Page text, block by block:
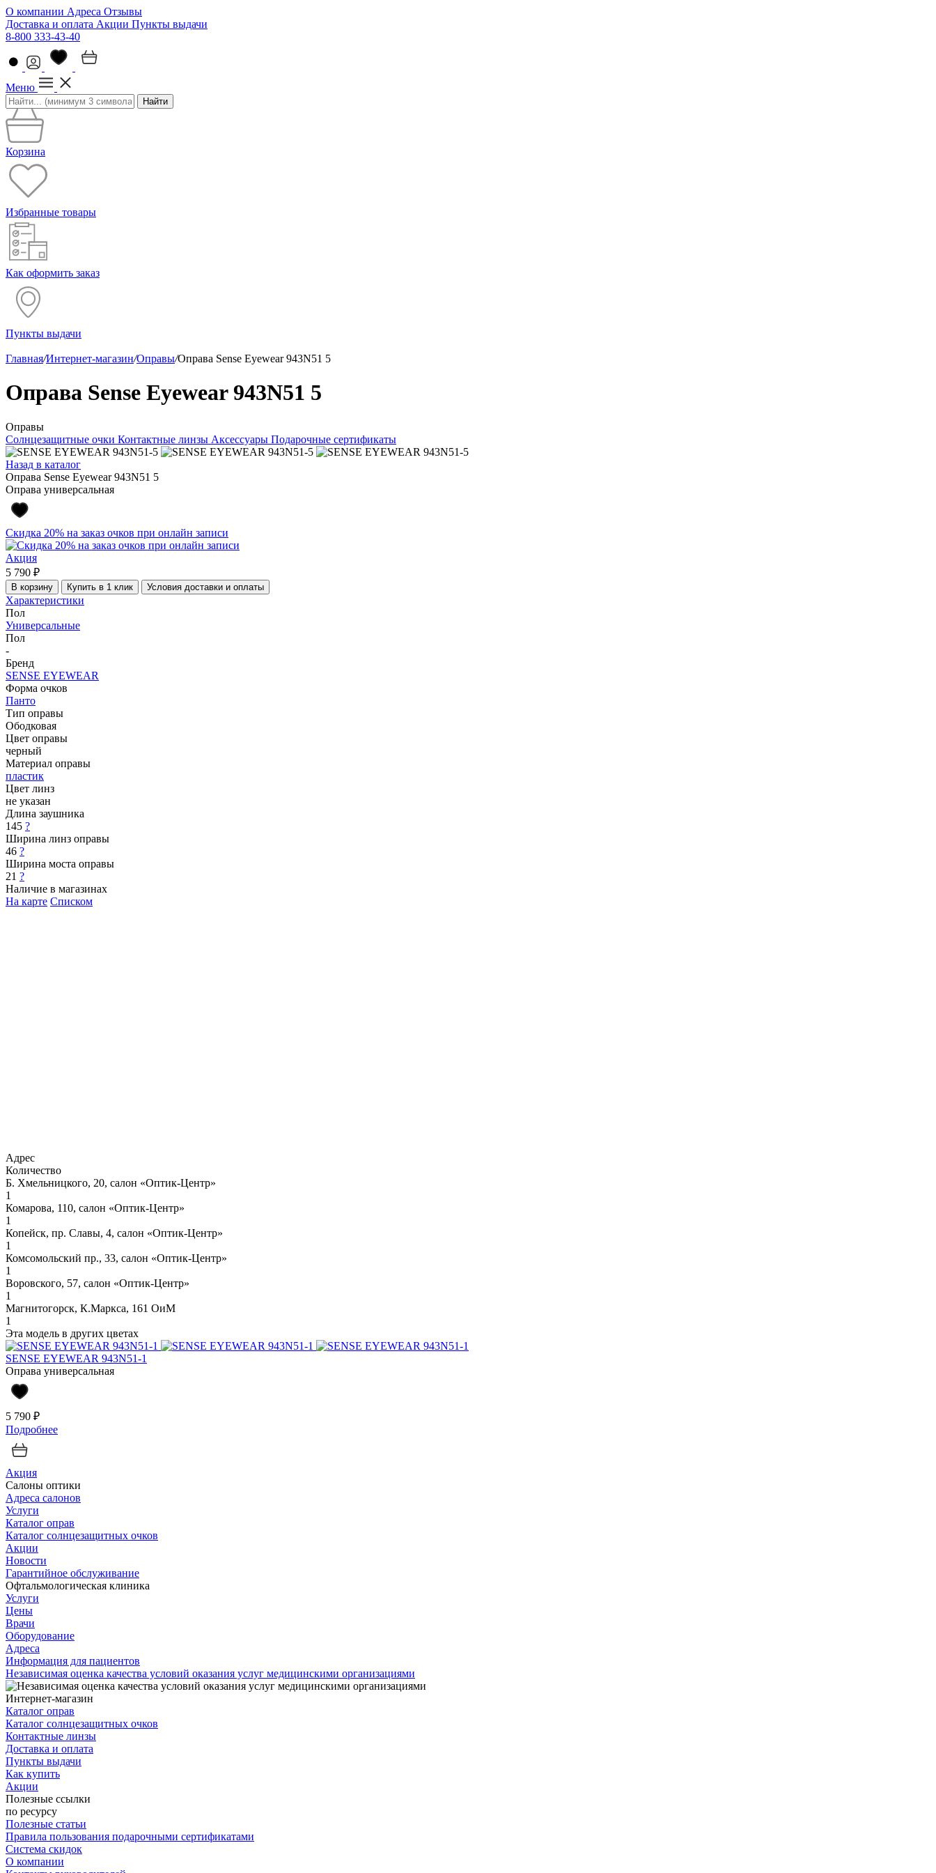
О компании Адреса Отзывы
Доставка и оплата Акции Пункты выдачи
8-800 333-43-40
Меню
Найти
Корзина
Избранные товары
Как оформить заказ
Пункты выдачи
Главная/Интернет-магазин/Оправы/Оправа Sense Eyewear 943N51 5
Оправа Sense Eyewear 943N51 5
Оправы
Солнцезащитные очки Контактные линзы Аксессуары Подарочные сертификаты
Назад в каталог
Оправа Sense Eyewear 943N51 5
Оправа универсальная
Скидка 20% на заказ очков при онлайн записи
Акция
5 790 ₽
В корзину Купить в 1 клик Условия доставки и оплаты
Характеристики
Пол
Универсальные
Пол
-
Бренд
SENSE EYEWEAR
Форма очков
Панто
Тип оправы
Ободковая
Цвет оправы
черный
Материал оправы
пластик
Цвет линз
не указан
Длина заушника
145 ?
Ширина линз оправы
46 ?
Ширина моста оправы
21 ?
Наличие в магазинах
На карте Списком
Адрес
Количество
Б. Хмельницкого, 20, салон «Оптик-Центр»
1
Комарова, 110, салон «Оптик-Центр»
1
Копейск, пр. Славы, 4, салон «Оптик-Центр»
1
Комсомольский пр., 33, салон «Оптик-Центр»
1
Воровского, 57, салон «Оптик-Центр»
1
Магнитогорск, К.Маркса, 161 ОиМ
1
Эта модель в других цветах
SENSE EYEWEAR 943N51-1
Оправа универсальная
5 790 ₽
Подробнее
Акция
Салоны оптики
Адреса салонов
Услуги
Каталог оправ
Каталог солнцезащитных очков
Акции
Новости
Гарантийное обслуживание
Офтальмологическая клиника
Услуги
Цены
Врачи
Оборудование
Адреса
Информация для пациентов
Независимая оценка качества условий оказания услуг медицинскими организациями
Интернет-магазин
Каталог оправ
Каталог солнцезащитных очков
Контактные линзы
Доставка и оплата
Пункты выдачи
Как купить
Акции
Полезные ссылки
по ресурсу
Полезные статьи
Правила пользования подарочными сертификатами
Система скидок
О компании